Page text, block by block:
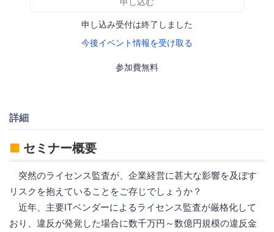
申し込み受付は終了しました
今後イベント情報を受け取る
参加費無料
詳細
■ セミナー概要
突然のライセンス監査が、企業経営に甚大な影響を及ぼす
リスクを抱えていることをご存じでしょうか？
近年、主要ITベンダーによるライセンス監査が厳格化して
おり、違反が発覚した場合に数千万円～数億円規模の違反金